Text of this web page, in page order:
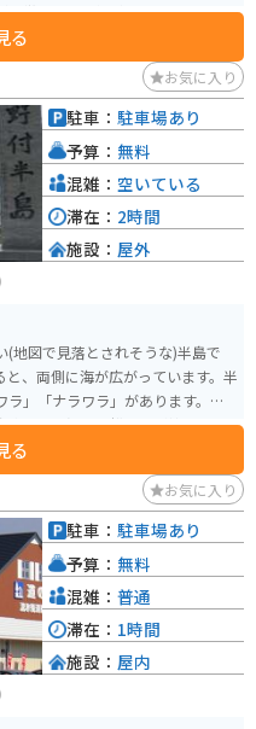
徴です。天気が良い日には、日
て有名です。また、開陽台周辺に
秋には紅葉など、季節によって
め、地球の丸さを体験、見ること
。 駐車場、トイレ、
っては利便性が高い場所となって
、北海道の自然を満喫するため
バイザー」から「口コミで選ぶ
キング2015」第10位に選出されま
る
お気に入り
地図で見落とされそうな)半島で
、両側に海が広がっています。半
」「ナラワラ」があります。
水による浸食で松の木が枯れ、立
、この世の果て、と言われるよう
る
駐車： 駐車場あり
予算： 無料
混雑： 空いている
滞在： 2時間
施設： 屋外
お気に入り
駐車： 駐車場あり
予算： 無料
混雑： 普通
滞在： 1時間
施設： 屋内